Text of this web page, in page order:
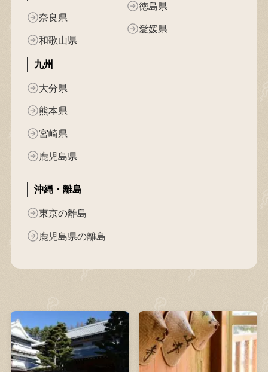
奈良県
和歌山県
徳島県
愛媛県
九州
大分県
熊本県
宮崎県
鹿児島県
沖縄・離島
東京の離島
鹿児島県の離島